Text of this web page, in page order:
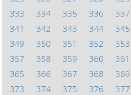
333
334 335 336 337
341
342 343 344 345
349
350 351 352 353
357
358 359 360 361
365
366 367 368 369
373
374 375 376 377